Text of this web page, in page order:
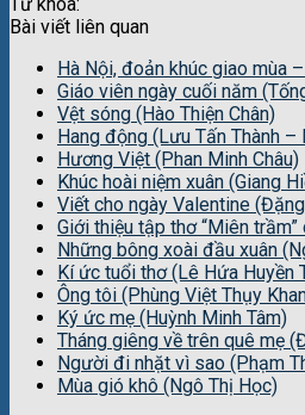
Bài viết liên quan
Hà Nội, đoản khúc giao mùa
Giáo viên ngày cuối năm
Vệt sóng (Hào Thiện Chân)
Hang động (Lưu Tấn Thành –
Hương Việt (Phan Minh Châu)
Khúc hoài niệm xuân (Giang
Viết cho ngày Valentine
Giới thiệu tập thơ “Miên trầm”
Những bông xoài đầu xuân
Kí ức tuổi thơ (Lê Hứa Huyền
Ông tôi (Phùng Việt Thụy
Ký ức mẹ (Huỳnh Minh Tâm)
Tháng giêng về trên quê mẹ
Người đi nhặt vì sao (Phạm
Mùa gió khô (Ngô Thị Học)